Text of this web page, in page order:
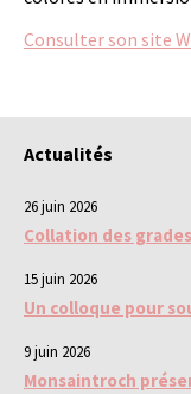
Consulter son site
Actualités
26 juin 2026
Collation des
15 juin 2026
Un colloque pour
9 juin 2026
Monsaintroch